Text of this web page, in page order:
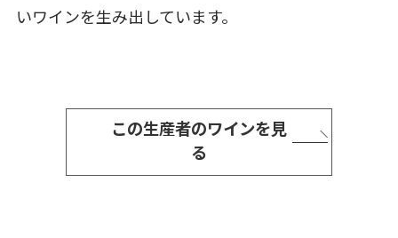
いワインを生み出しています。
この生産者のワインを見
る